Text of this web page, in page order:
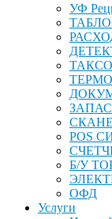
УФ
POS
Б/У
ОФД
Услуги